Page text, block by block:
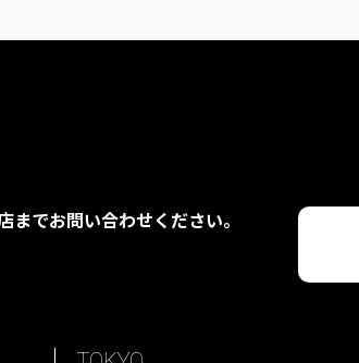
でお問い合わせください。